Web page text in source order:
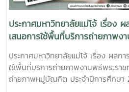
ประกาศมหาวิทยาลัยแม่โจ้ เรื่อง
เสนอการใช้พื้นที่บริการถ่ายภาพง
ปริญญาบัตร และการถ่ายภาพหมู่
ศึกษา 2567-2568 (ครั้งที่ 48) ป
2569 (ครั้งที่ 49) และประจำปีกา
ประกาศมหาวิทยาลัยแม่โจ้ เรื่อง ผลก
ใช้พื้นที่บริการถ่ายภาพงานพิธีพระรา
ถ่ายภาพหมู่บัณฑิต ประจำปีการศึกษา